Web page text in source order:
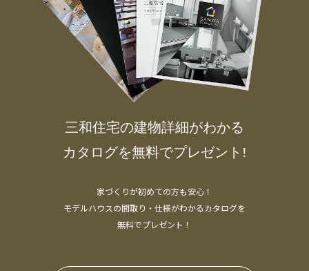
三和住宅の建物詳細がわかる
カタログを無料でプレゼント!
家づくりが初めての方も安心！
モデルハウスの間取り・仕様がわかるカタログを
無料でプレゼント！